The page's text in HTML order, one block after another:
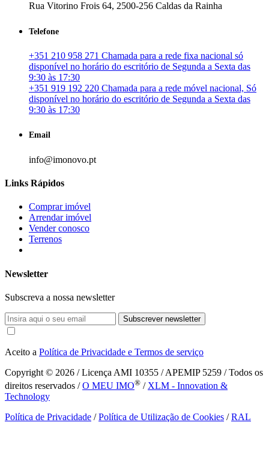
Rua Vitorino Frois 64, 2500-256 Caldas da Rainha
Telefone
+351 210 958 271 Chamada para a rede fixa nacional só
disponível no horário do escritório de Segunda a Sexta das
9:30 às 17:30
+351 919 192 220 Chamada para a rede móvel nacional, Só
disponível no horário do escritório de Segunda a Sexta das
9:30 às 17:30
Email
info@imonovo.pt
Links Rápidos
Comprar imóvel
Arrendar imóvel
Vender conosco
Terrenos
Newsletter
Subscreva a nossa newsletter
Subscrever newsletter
Aceito a Política de Privacidade e Termos de serviço
Copyright © 2026 / Licença AMI 10355 / APEMIP 5259 / Todos os
direitos reservados /O MEU IMO® / XLM - Innovation &
Technology
Política de Privacidade /Política de Utilização de Cookies /RAL